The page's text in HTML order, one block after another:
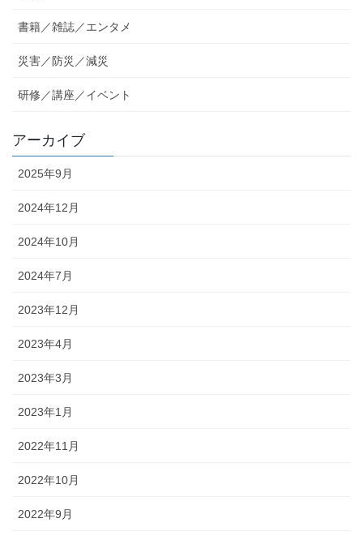
書籍／雑誌／エンタメ
災害／防災／減災
研修／講座／イベント
アーカイブ
2025年9月
2024年12月
2024年10月
2024年7月
2023年12月
2023年4月
2023年3月
2023年1月
2022年11月
2022年10月
2022年9月